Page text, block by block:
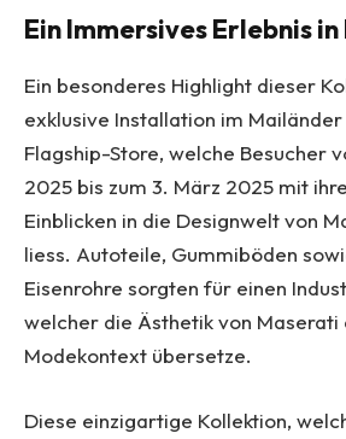
Ein Immersives Erlebnis
Ein besonderes Highlight dieser
exklusive Installation im
Flagship-Store, welche Besucher
2025 bis zum 3. März 2025 mit
Einblicken in die Designwelt von
liess. Autoteile, Gummiböden
Eisenrohre sorgten für einen
welcher die Ästhetik von Maserati
Modekontext übersetze.
Diese einzigartige Kollektion,